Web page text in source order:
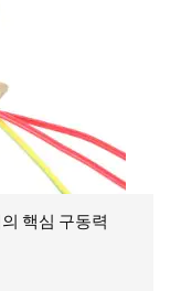
핵심 구동력